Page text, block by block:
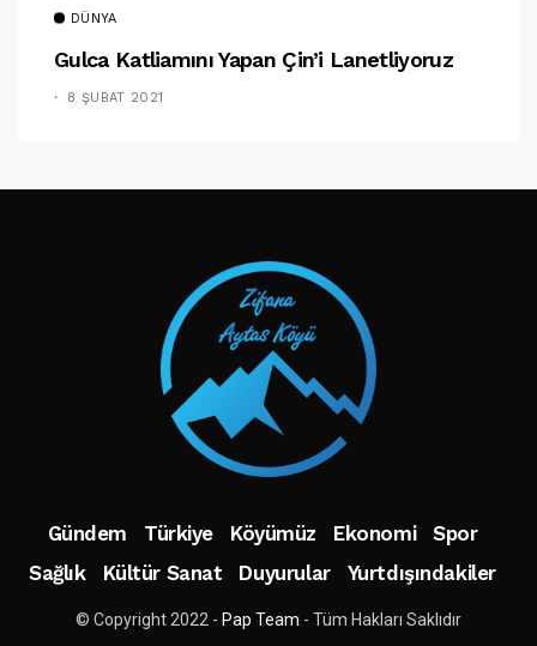
DÜNYA
Gulca Katliamını Yapan Çin’i Lanetliyoruz
8 ŞUBAT 2021
TAKIP ET
Gündem Türkiye Köyümüz Ekonomi
Spor
Sağlık
Kültür Sanat Duyurular Yurtdışındakiler
© Copyright 2022 - Pap Team - Tüm Hakları Saklıdır